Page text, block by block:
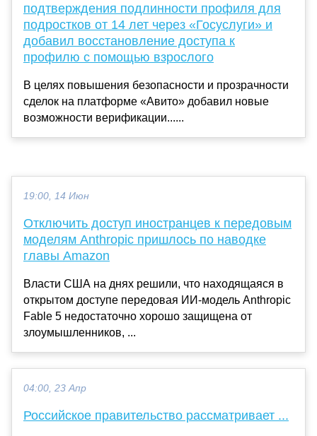
подтверждения подлинности профиля для
подростков от 14 лет через «Госуслуги» и
добавил восстановление доступа к
профилю с помощью взрослого
В целях повышения безопасности и прозрачности
сделок на платформе «Авито» добавил новые
возможности верификации......
19:00, 14 Июн
Отключить доступ иностранцев к передовым
моделям Anthropic пришлось по наводке
главы Amazon
Власти США на днях решили, что находящаяся в
открытом доступе передовая ИИ-модель Anthropic
Fable 5 недостаточно хорошо защищена от
злоумышленников, ...
04:00, 23 Апр
Российское правительство рассматривает ...